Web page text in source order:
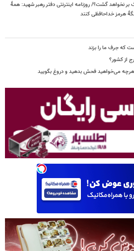
نخواهد گشت؟/ روزنامه اینترنتی دفتر رهبر شهید: همۀ
هرمز خداحافظی کنند
که جرف ما را بزند
از کشور؟
می‌خواهید فحش بدهید و دروغ بگویید